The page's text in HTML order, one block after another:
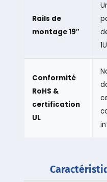
Rails de
montage 19″
Conformité
RoHS &
certification
UL